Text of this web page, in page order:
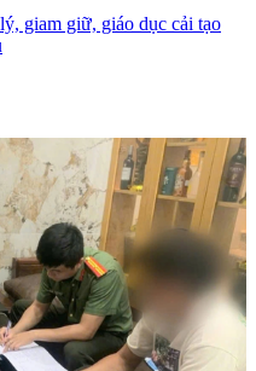
giam giữ, giáo dục cải tạo